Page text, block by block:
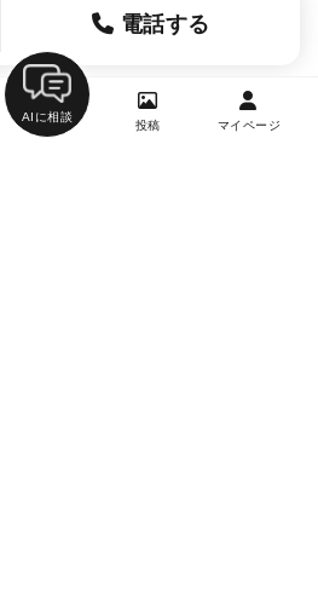
電話する
AIに相談
投稿 マイページ